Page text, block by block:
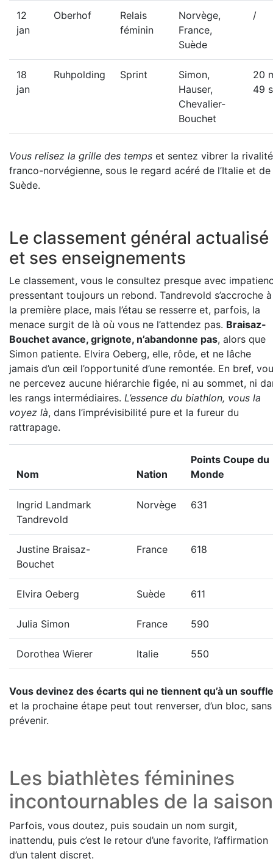
12
jan
Oberhof
Relais
féminin
Norvège,
France,
Suède
/
18
jan
Ruhpolding Sprint
Simon,
Hauser,
Chevalier-
Bouchet
20
49 s
Vous relisez la grille des temps et sentez vibrer la rivalité
franco-norvégienne, sous le regard acéré de l’Italie et de
Suède.
Le classement général actualisé
et ses enseignements
Le classement, vous le consultez presque avec
pressentant toujours un rebond. Tandrevold s’accroche à
la première place, mais l’étau se resserre et, parfois, la
menace surgit de là où vous ne l’attendez pas. Braisaz-
Bouchet avance, grignote, n’abandonne pas, alors que
Simon patiente. Elvira Oeberg, elle, rôde, et ne lâche
jamais d’un œil l’opportunité d’une remontée. En bref,
ne percevez aucune hiérarchie figée, ni au sommet, ni
les rangs intermédiaires. L’essence du biathlon, vous la
voyez là, dans l’imprévisibilité pure et la fureur du
rattrapage.
Nom Nation
Points Coupe du
Monde
Ingrid Landmark
Tandrevold
Norvège 631
Justine Braisaz-
Bouchet
France 618
Elvira Oeberg Suède 611
Julia Simon France 590
Dorothea Wierer Italie 550
Vous devinez des écarts qui ne tiennent qu’à un souffle
et la prochaine étape peut tout renverser, d’un bloc, sans
prévenir.
Les biathlètes féminines
incontournables de la saison
Parfois, vous doutez, puis soudain un nom surgit,
inattendu, puis c’est le retour d’une favorite, l’affirmation
d’un talent discret.